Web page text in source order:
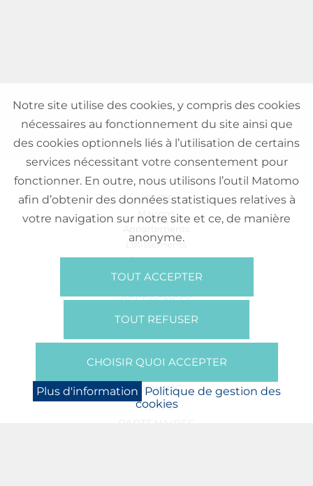
VENTE
Maisons
Appartements
Lotissements
Commerces
Bureaux
RÉFÉRENCES
SUR NOUS
Presse
BOOKING
NEWS
PARTENAIRES
Notre site utilise des cookies, y compris des cookies
nécessaires au fonctionnement du site ainsi que
des cookies optionnels liés à l’utilisation de certains
services nécessitant votre consentement pour
fonctionner. En outre, nous utilisons l’outil Matomo
afin d’obtenir des données statistiques relatives à
votre navigation sur notre site et ce, de manière
anonyme.
TOUT ACCEPTER
TOUT REFUSER
CHOISIR QUOI ACCEPTER
Plus d'information Politique de gestion des
cookies